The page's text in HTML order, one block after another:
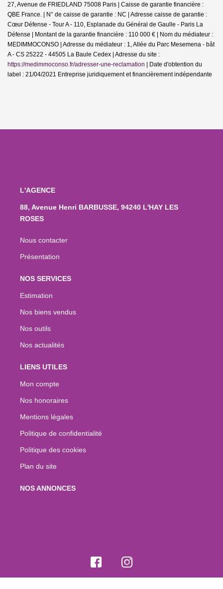
27, Avenue de FRIEDLAND 75008 Paris | Caisse de garantie financière :
QBE France. | N° de caisse de garantie : NC | Adresse caisse de garantie :
Cœur Défense - Tour A - 110, Esplanade du Général de Gaulle - Paris La
Défense | Montant de la garantie financière : 110 000 € | Nom du médiateur :
MEDIMMOCONSO | Adresse du médiateur : 1, Allée du Parc Mesemena - bât
A - CS 25222 - 44505 La Baule Cedex | Adresse du site :
https://medimmoconso.fr/adresser-une-reclamation | Date d'obtention du
label : 21/04/2021 Entreprise juridiquement et financièrement indépendante
L'AGENCE
88, Avenue Henri BARBUSSE, 94240 L'HAY LES
ROSES
Nous contacter
Présentation
NOS SERVICES
Estimation
Nos biens vendus
Nos outils
Nos actualités
LIENS UTILES
Mon compte
Nos honoraires
Mentions légales
Politique de confidentialité
Politique des cookies
Plan du site
NOS ANNONCES